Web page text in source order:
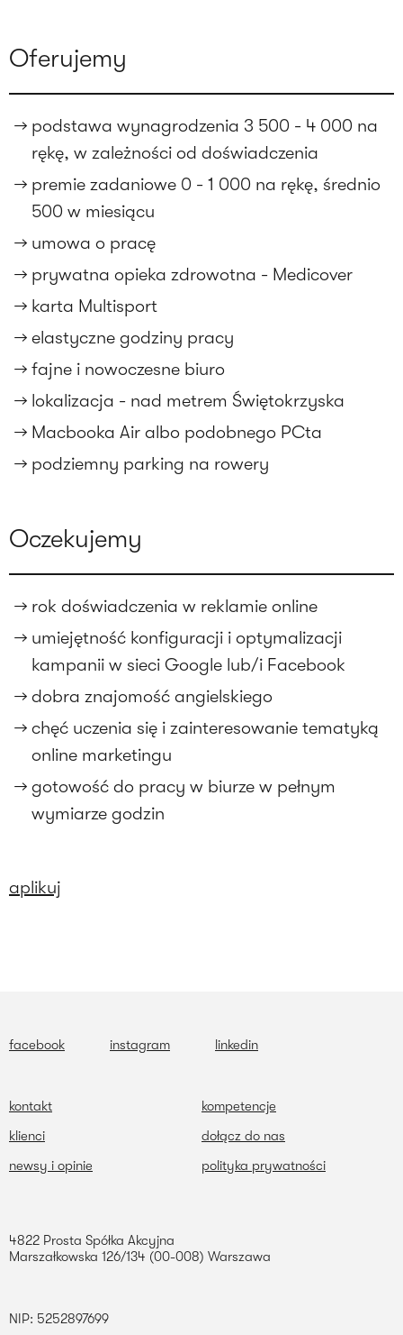
Oferujemy
podstawa wynagrodzenia 3 500 - 4 000 na
rękę, w zależności od doświadczenia
premie zadaniowe 0 - 1 000 na rękę, średnio
500 w miesiącu
umowa o pracę
prywatna opieka zdrowotna - Medicover
karta Multisport
elastyczne godziny pracy
fajne i nowoczesne biuro
lokalizacja - nad metrem Świętokrzyska
Macbooka Air albo podobnego PCta
podziemny parking na rowery
Oczekujemy
rok doświadczenia w reklamie online
umiejętność konfiguracji i optymalizacji
kampanii w sieci Google lub/i Facebook
dobra znajomość angielskiego
chęć uczenia się i zainteresowanie tematyką
online marketingu
gotowość do pracy w biurze w pełnym
wymiarze godzin
aplikuj
facebook instagram linkedin
kontakt
kompetencje
klienci
dołącz do nas
newsy i opinie
polityka prywatności
4822 Prosta Spółka Akcyjna
Marszałkowska 126/134 (00-008) Warszawa
NIP: 5252897699